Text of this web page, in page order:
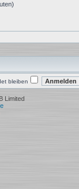
bleiben
Limited